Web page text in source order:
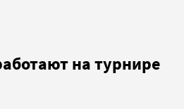
на турнире